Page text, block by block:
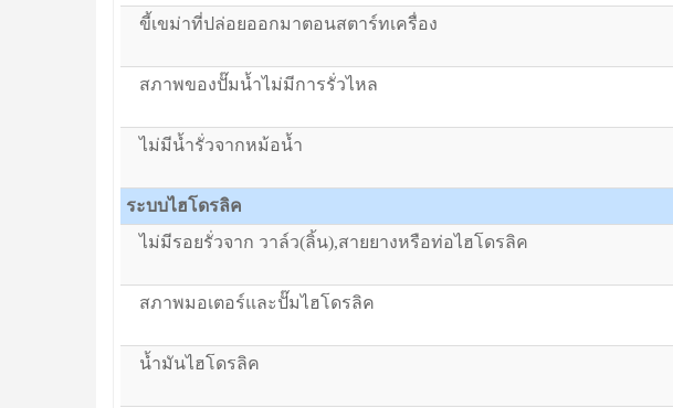
ขี้เขม่าที่ปล่อยออกมาตอนสตาร์ทเครื่อง
สภาพของปั๊มน้ำไม่มีการรั่วไหล
ไม่มีน้ำรั่วจากหม้อน้ำ
ระบบไฮโดรลิค
ไม่มีรอยรั่วจาก วาล์ว(ลิ้น),สายยางหรือท่อไฮโดรลิค
สภาพมอเตอร์และปั๊มไฮโดรลิค
น้ำมันไฮโดรลิค